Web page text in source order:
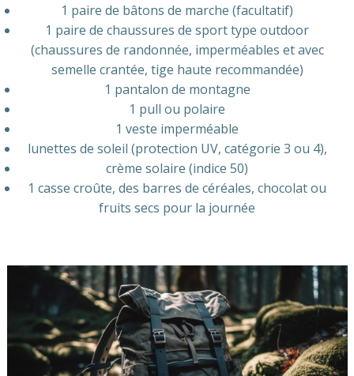
1 paire de bâtons de marche (facultatif)
1 paire de chaussures de sport type outdoor
(chaussures de randonnée, imperméables et avec
semelle crantée, tige haute recommandée)
1 pantalon de montagne
1 pull ou polaire
1 veste imperméable
lunettes de soleil (protection UV, catégorie 3 ou 4),
crème solaire (indice 50)
1 casse croûte, des barres de céréales, chocolat ou
fruits secs pour la journée